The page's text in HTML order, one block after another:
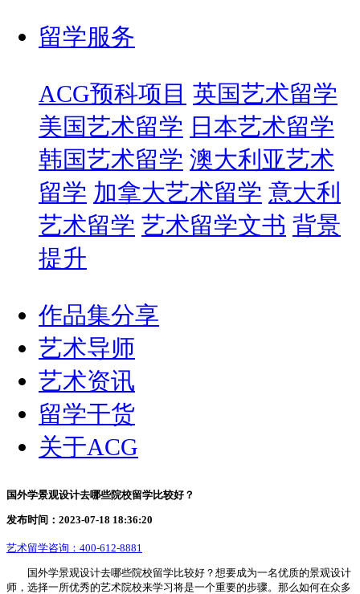
留学服务
ACG预科项目 英国艺术留学
美国艺术留学 日本艺术留学
韩国艺术留学 澳大利亚艺术
留学 加拿大艺术留学 意大利
艺术留学 艺术留学文书 背景
提升
作品集分享
艺术导师
艺术资讯
留学干货
关于ACG
国外学景观设计去哪些院校留学比较好？
发布时间：2023-07-18 18:36:20
艺术留学咨询： 400-612-8881
国外学景观设计去哪些院校留学比较好？想要成为一名优质的景观设计
师，选择一所优秀的艺术院校来学习将是一个重要的步骤。那么如何在众多